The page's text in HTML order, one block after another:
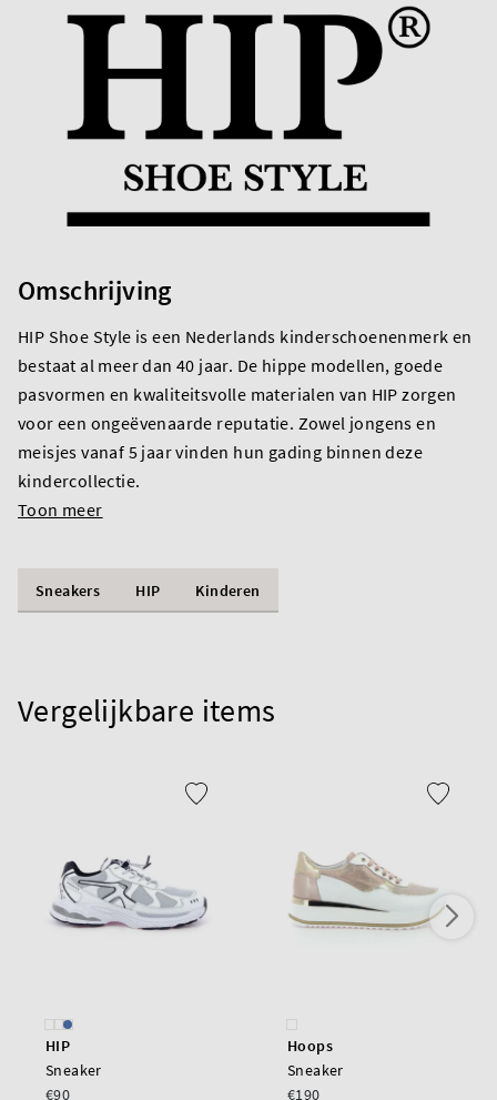
Omschrijving
HIP Shoe Style is een Nederlands kinderschoenenmerk en
bestaat al meer dan 40 jaar. De hippe modellen, goede
pasvormen en kwaliteitsvolle materialen van HIP zorgen
voor een ongeëvenaarde reputatie. Zowel jongens en
meisjes vanaf 5 jaar vinden hun gading binnen deze
kindercollectie.
Toon meer
Sneakers HIP Kinderen
Vergelijkbare items
HIP
Sneaker
€90
Hoops
Sneaker
€190